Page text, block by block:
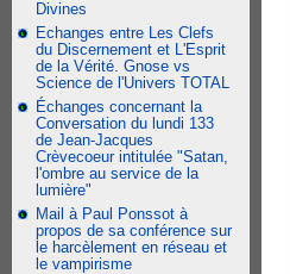
Divines
Echanges entre Les Clefs
du Discernement et L'Esprit
de la Vérité. Gnose vs
Science de l'Univers TOTAL
Échanges concernant la
Conversation du lundi 133
de Jean-Jacques
Crèvecoeur intitulée "Satan,
l'ombre au service de la
lumière"
Mail à Paul Ponssot à
propos de sa conférence sur
le harcèlement en réseau et
le vampirisme